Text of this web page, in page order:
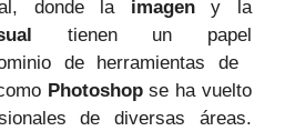
donde la imageny la​
tienen un papel​
de‌ herramientas ⁢de
Photoshopse ha vuelto
de diversas áreas.⁢